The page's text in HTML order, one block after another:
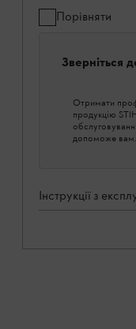
Порівняти
Зверніться
Отримати
продукцію
допоможе вам.
Інструкції з